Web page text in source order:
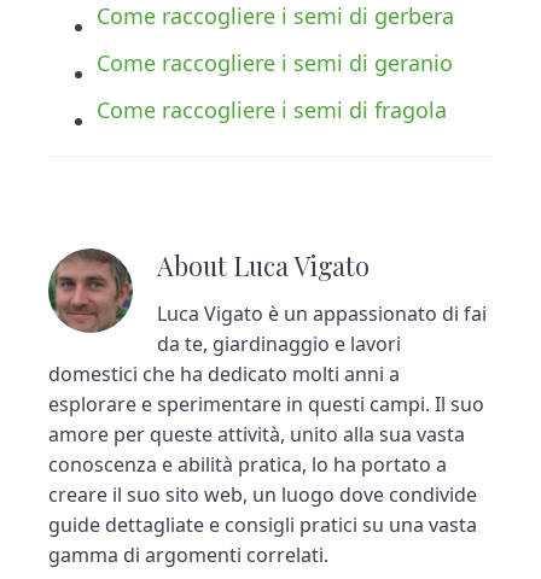
Come raccogliere i semi di gerbera
Come raccogliere i semi di geranio
Come raccogliere i semi di fragola
About Luca Vigato
Luca Vigato è un appassionato di fai
da te, giardinaggio e lavori
domestici che ha dedicato molti anni a
esplorare e sperimentare in questi campi. Il suo
amore per queste attività, unito alla sua vasta
conoscenza e abilità pratica, lo ha portato a
creare il suo sito web, un luogo dove condivide
guide dettagliate e consigli pratici su una vasta
gamma di argomenti correlati.